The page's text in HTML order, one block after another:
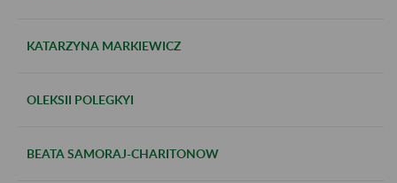
KATARZYNA MARKIEWICZ
OLEKSII POLEGKYI
BEATA SAMORAJ-CHARITONOW